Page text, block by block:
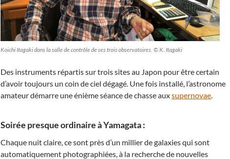
Koichi Itagaki dans la salle de contrôle de ses trois observatoires. © K. Itagaki
Des instruments répartis sur trois sites au Japon pour être certain
d’avoir toujours un coin de ciel dégagé. Une fois installé, l’astronome
amateur démarre une énième séance de chasse auxsupernovae.
Soirée presque ordinaire à Yamagata :
Chaque nuit claire, ce sont près d’un millier de galaxies qui sont
automatiquement photographiées, à la recherche de nouvelles